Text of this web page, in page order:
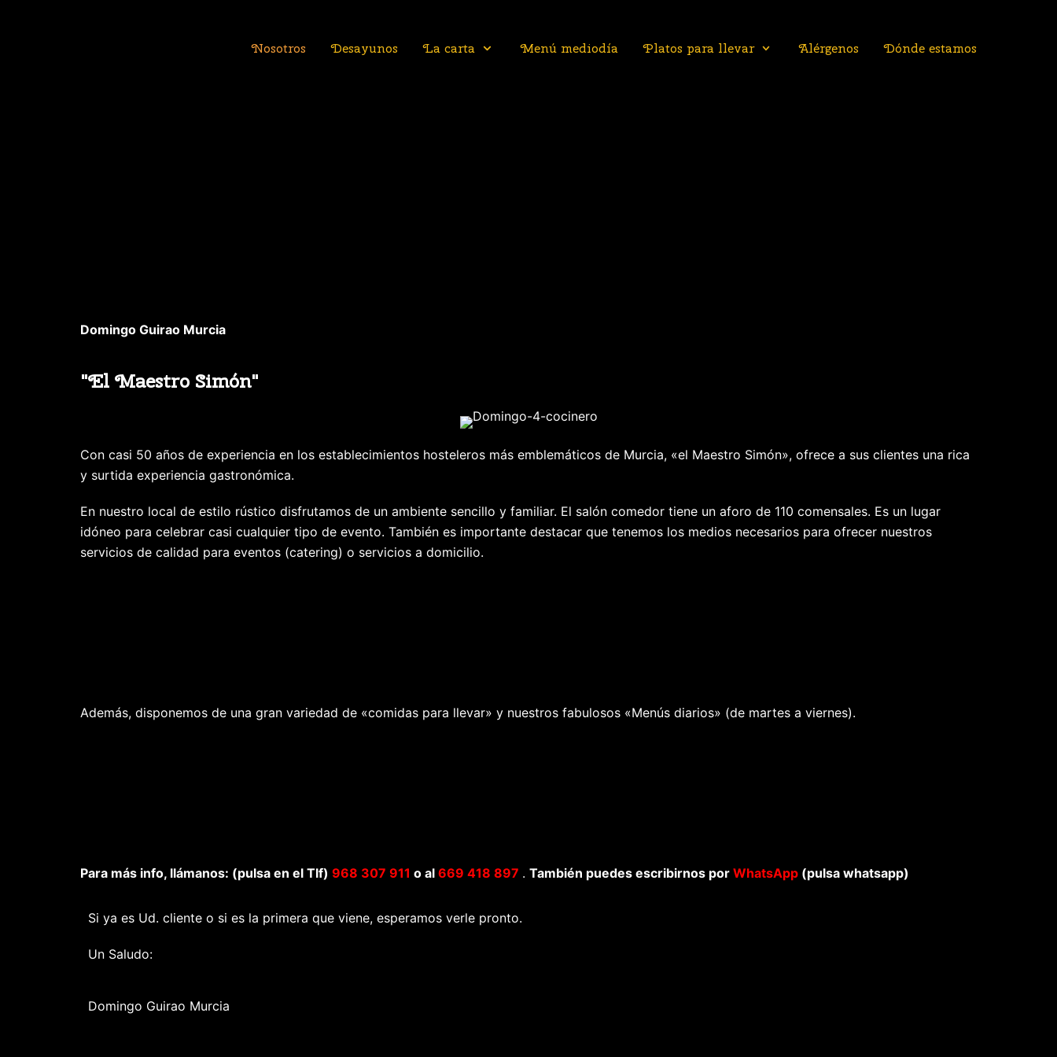
Nosotros Desayunos La carta Menú mediodía Platos para llevar Alérgenos Dónde estamos
Domingo Guirao Murcia
"El Maestro Simón"
Con casi 50 años de experiencia en los establecimientos hosteleros más emblemáticos de Murcia, «el Maestro Simón», ofrece a sus clientes una rica
y surtida experiencia gastronómica.
En nuestro local de estilo rústico disfrutamos de un ambiente sencillo y familiar. El salón comedor tiene un aforo de 110 comensales. Es un lugar
idóneo para celebrar casi cualquier tipo de evento. También es importante destacar que tenemos los medios necesarios para ofrecer nuestros
servicios de calidad para eventos (catering) o servicios a domicilio.
Además, disponemos de una gran variedad de «comidas para llevar» y nuestros fabulosos «Menús diarios» (de martes a viernes).
Para más info, llámanos: (pulsa en el Tlf) 968 307 911 o al 669 418 897 . También puedes escribirnos por WhatsApp (pulsa whatsapp)
Si ya es Ud. cliente o si es la primera que viene, esperamos verle pronto.
Un Saludo:
Domingo Guirao Murcia